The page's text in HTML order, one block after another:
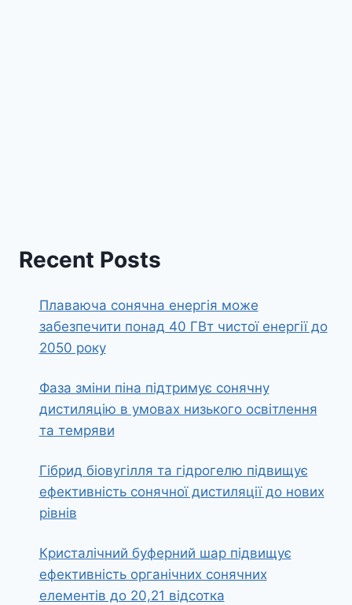
Recent Posts
Плаваюча сонячна енергія може
забезпечити понад 40 ГВт чистої енергії до
2050 року
Фаза зміни піна підтримує сонячну
дистиляцію в умовах низького освітлення
та темряви
Гібрид біовугілля та гідрогелю підвищує
ефективність сонячної дистиляції до нових
рівнів
Кристалічний буферний шар підвищує
ефективність органічних сонячних
елементів до 20,21 відсотка